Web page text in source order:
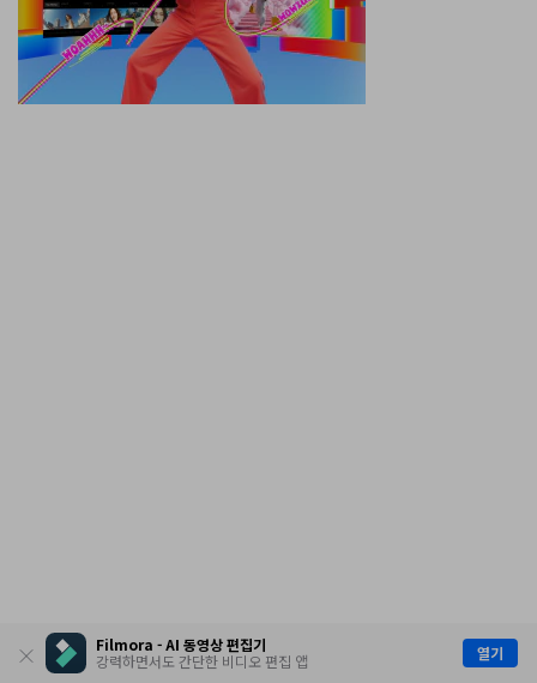
Filmora - AI 동영상 편집기
강력하면서도 간단한 비디오 편집 앱
열기